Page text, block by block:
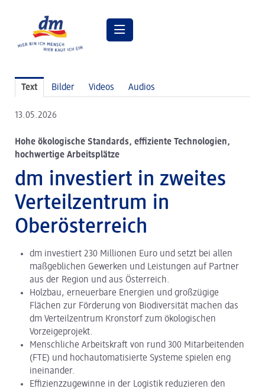
Pressebilder
dm Geschäftsführung
dm Markt
Verantwortung
Arbeiten bei dm
dm Logistik
dm Online Shop
PAYBACK
Über dm
Pressekontakt
Text Bilder Videos Audios
13.05.2026
Hohe ökologische Standards, effiziente Technologien,
hochwertige Arbeitsplätze
dm investiert in zweites
Verteilzentrum in
Oberösterreich
dm investiert 230 Millionen Euro und setzt bei allen
maßgeblichen Gewerken und Leistungen auf Partner
aus der Region und aus Österreich.
Holzbau, erneuerbare Energien und großzügige
Flächen zur Förderung von Biodiversität machen das
dm Verteilzentrum Kronstorf zum ökologischen
Vorzeigeprojekt.
Menschliche Arbeitskraft von rund 300 Mitarbeitenden
(FTE) und hochautomatisierte Systeme spielen eng
ineinander.
Effizienzzugewinne in der Logistik reduzieren den